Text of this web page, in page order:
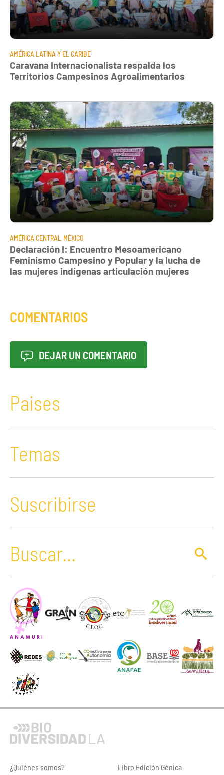
AMÉRICA LATINA Y EL CARIBE
Caravana Internacionalista respalda los
Territorios Campesinos Agroalimentarios
AMÉRICA CENTRAL MÉXICO
Declaración I: Encuentro Mesoamericano
Feminismo Campesino y Popular y la lucha de
las mujeres indígenas articulación mujeres
COMENTARIOS
DEJAR UN COMENTARIO
Paises
Temas
Suscribirse
¿Quiénes somos? Libro Edición Génica